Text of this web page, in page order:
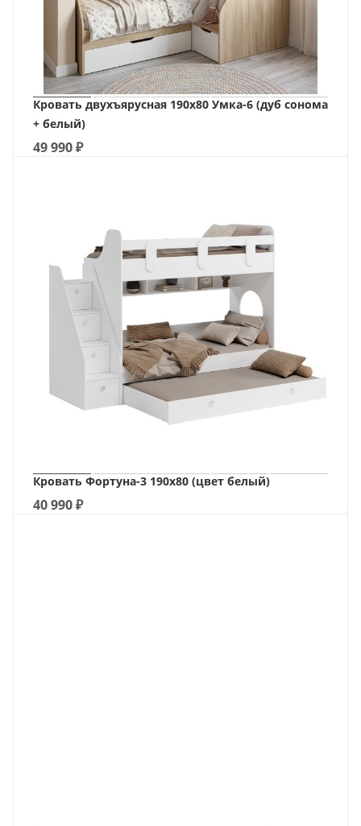
Кровать двухъярусная 190х80 Умка-6 (дуб сонома
+ белый)
49 990₽
Кровать Фортуна-3 190х80 (цвет белый)
40 990₽